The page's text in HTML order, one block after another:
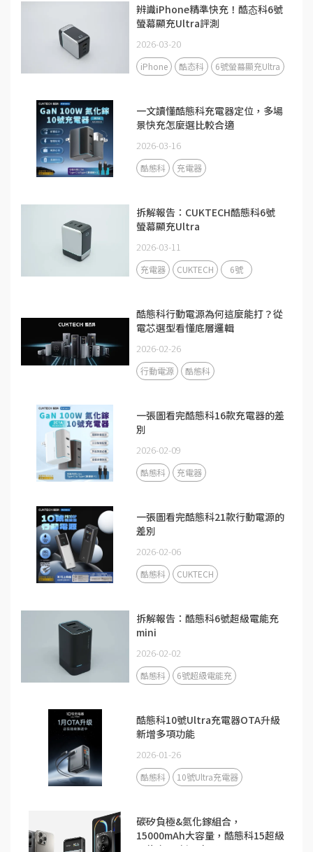
辨識iPhone精準快充！酷态科6號
螢幕顯充Ultra評測
2026-03-20
iPhone 酷态科 6號螢幕顯充Ultra
一文讀懂酷態科充電器定位，多場
景快充怎麼選比較合適
2026-03-16
酷態科 充電器
拆解報告：CUKTECH酷態科6號
螢幕顯充Ultra
2026-03-11
充電器 CUKTECH 6號
酷態科行動電源為何這麼能打？從
電芯選型看懂底層邏輯
2026-02-26
行動電源 酷態科
一張圖看完酷態科16款充電器的差
別
2026-02-09
酷態科 充電器
一張圖看完酷態科21款行動電源的
差別
2026-02-06
酷態科 CUKTECH
拆解報告：酷態科6號超級電能充
mini
2026-02-02
酷態科 6號超級電能充
酷態科10號Ultra充電器OTA升級
新增多項功能
2026-01-26
酷態科 10號Ultra充電器
碳矽負極&氮化鎵組合，
15000mAh大容量，酷態科15超級
電能卡Air新品來了！